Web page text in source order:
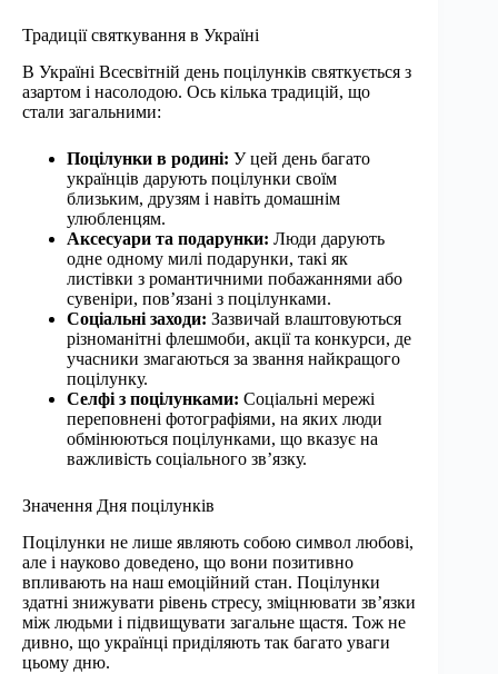
Традиції святкування в Україні
В Україні Всесвітній день поцілунків святкується з
азартом і насолодою. Ось кілька традицій, що
стали загальними:
Поцілунки в родині: У цей день багато
українців дарують поцілунки своїм
близьким, друзям і навіть домашнім
улюбленцям.
Аксесуари та подарунки: Люди дарують
одне одному милі подарунки, такі як
листівки з романтичними побажаннями або
сувеніри, пов’язані з поцілунками.
Соціальні заходи: Зазвичай влаштовуються
різноманітні флешмоби, акції та конкурси, де
учасники змагаються за звання найкращого
поцілунку.
Селфі з поцілунками: Соціальні мережі
переповнені фотографіями, на яких люди
обмінюються поцілунками, що вказує на
важливість соціального зв’язку.
Значення Дня поцілунків
Поцілунки не лише являють собою символ любові,
але і науково доведено, що вони позитивно
впливають на наш емоційний стан. Поцілунки
здатні знижувати рівень стресу, зміцнювати зв’язки
між людьми і підвищувати загальне щастя. Тож не
дивно, що українці приділяють так багато уваги
цьому дню.